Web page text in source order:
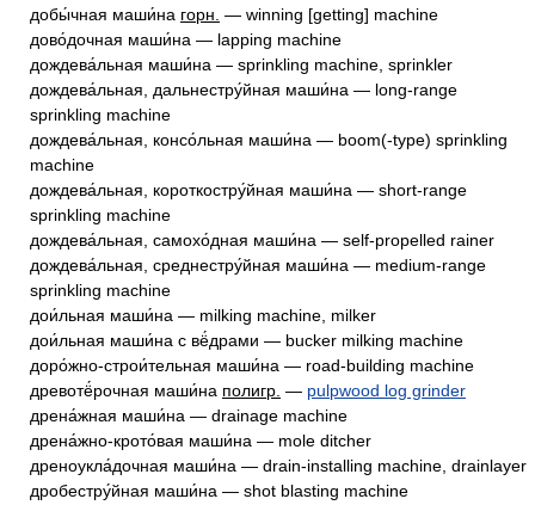
добы́чная маши́на горн. — winning [getting] machine
дово́дочная маши́на — lapping machine
дождева́льная маши́на — sprinkling machine, sprinkler
дождева́льная, дальнестру́йная маши́на — long-range
sprinkling machine
дождева́льная, консо́льная маши́на — boom(-type) sprinkling
machine
дождева́льная, короткостру́йная маши́на — short-range
sprinkling machine
дождева́льная, самохо́дная маши́на — self-propelled rainer
дождева́льная, среднестру́йная маши́на — medium-range
sprinkling machine
дои́льная маши́на — milking machine, milker
дои́льная маши́на с вё́драми — bucker milking machine
доро́жно-строи́тельная маши́на — road-building machine
древотё́рочная маши́на полигр. — pulpwood log grinder
дрена́жная маши́на — drainage machine
дрена́жно-крото́вая маши́на — mole ditcher
дреноукла́дочная маши́на — drain-installing machine, drainlayer
дробестру́йная маши́на — shot blasting machine